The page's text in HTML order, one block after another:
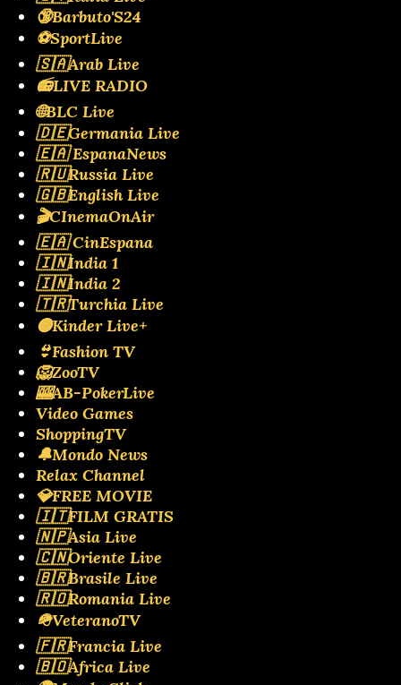
🔞Barbuto'S24
⚽SportLive
🇸🇦Arab Live
📻LIVE RADIO
🌐BLC Live
🇩🇪Germania Live
🇪🇦 EspanaNews
🇷🇺Russia Live
🇬🇧English Live
🎬CInemaOnAir
🇪🇦 CinEspana
🇮🇳India 1
🇮🇳India 2
🇹🇷Turchia Live
🟡Kinder Live+
👙Fashion TV
🦁ZooTV
🎰AB-PokerLive
Video Games
ShoppingTV
🔔Mondo News
Relax Channel
💎FREE MOVIE
🇮🇹FILM GRATIS
🇳🇵Asia Live
🇨🇳Oriente Live
🇧🇷Brasile Live
🇷🇴Romania Live
🪖VeteranoTV
🇫🇷Francia Live
🇧🇴Africa Live